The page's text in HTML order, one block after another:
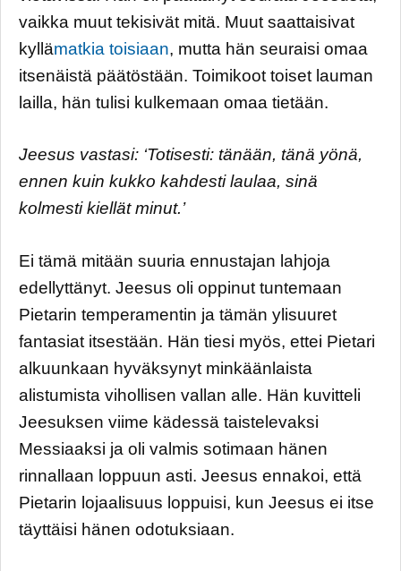
vaikka muut tekisivät mitä. Muut saattaisivat
kyllämatkia toisiaan, mutta hän seuraisi omaa
itsenäistä päätöstään. Toimikoot toiset lauman
lailla, hän tulisi kulkemaan omaa tietään.
Jeesus vastasi: ‘Totisesti: tänään, tänä yönä,
ennen kuin kukko kahdesti laulaa, sinä
kolmesti kiellät minut.’
Ei tämä mitään suuria ennustajan lahjoja
edellyttänyt. Jeesus oli oppinut tuntemaan
Pietarin temperamentin ja tämän ylisuuret
fantasiat itsestään. Hän tiesi myös, ettei Pietari
alkuunkaan hyväksynyt minkäänlaista
alistumista vihollisen vallan alle. Hän kuvitteli
Jeesuksen viime kädessä taistelevaksi
Messiaaksi ja oli valmis sotimaan hänen
rinnallaan loppuun asti. Jeesus ennakoi, että
Pietarin lojaalisuus loppuisi, kun Jeesus ei itse
täyttäisi hänen odotuksiaan.